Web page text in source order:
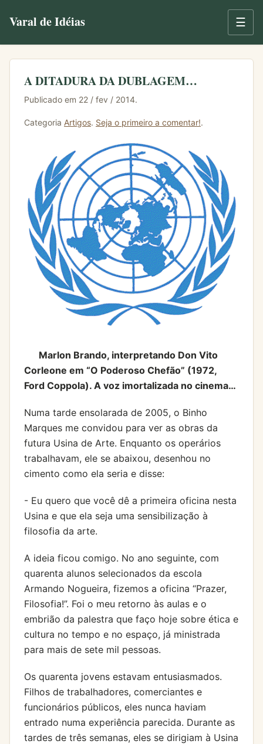
Varal de Idéias ☰
A DITADURA DA DUBLAGEM…
Publicado em 22 / fev / 2014.
Categoria Artigos. Seja o primeiro a comentar!.
Marlon Brando, interpretando Don Vito
Corleone em “O Poderoso Chefão” (1972,
Ford Coppola). A voz imortalizada no cinema…
Numa tarde ensolarada de 2005, o Binho
Marques me convidou para ver as obras da
futura Usina de Arte. Enquanto os operários
trabalhavam, ele se abaixou, desenhou no
cimento como ela seria e disse:
- Eu quero que você dê a primeira oficina nesta
Usina e que ela seja uma sensibilização à
filosofia da arte.
A ideia ficou comigo. No ano seguinte, com
quarenta alunos selecionados da escola
Armando Nogueira, fizemos a oficina “Prazer,
Filosofia!”. Foi o meu retorno às aulas e o
embrião da palestra que faço hoje sobre ética e
cultura no tempo e no espaço, já ministrada
para mais de sete mil pessoas.
Os quarenta jovens estavam entusiasmados.
Filhos de trabalhadores, comerciantes e
funcionários públicos, eles nunca haviam
entrado numa experiência parecida. Durante as
tardes de três semanas, eles se dirigiam à Usina